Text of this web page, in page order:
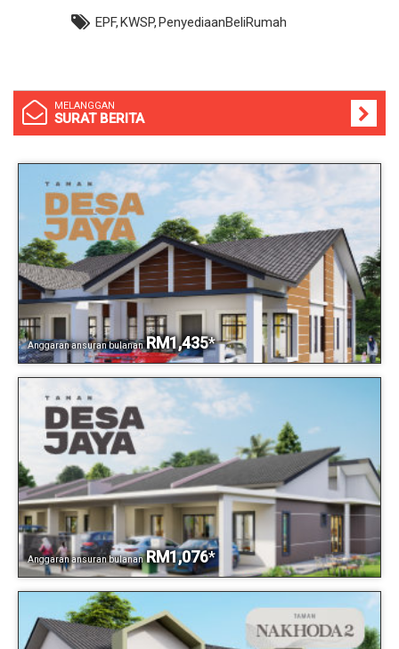
EPF,KWSP,PenyediaanBeliRumah
MELANGGAN
SURAT BERITA
Anggaran ansuran bulanan RM1,435*
Anggaran ansuran bulanan RM1,076*